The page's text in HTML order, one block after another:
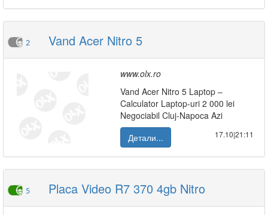
2 Vand Acer Nitro 5
www.olx.ro
Vand Acer Nitro 5 Laptop –
Calculator Laptop-uri 2 000 lei
Negociabil Cluj-Napoca Azi
Детали...
17.10|21:11
5 Placa Video R7 370 4gb Nitro